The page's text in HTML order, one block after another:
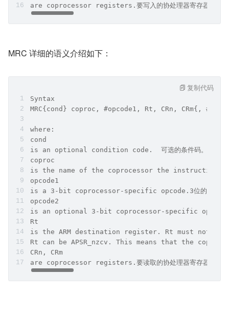
are coprocessor registers.要写入的协处理器寄存器。
MRC 详细的语义介绍如下：
Syntax
MRC{cond} coproc, #opcode1, Rt, CRn, CRm{,
where:
cond
is an optional condition code.  可选的条件码。
coproc
is the name of the coprocessor the instruction is
opcode1
is a 3-bit coprocessor-specific opcode.3位的操作码
opcode2
is an optional 3-bit coprocessor-specific opcode.可
Rt
is the ARM destination register. Rt must not be PC.要
Rt can be APSR_nzcv. This means that the
CRn, CRm
are coprocessor registers.要读取的协处理器寄存器。
复制代码